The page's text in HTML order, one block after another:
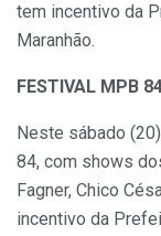
tem incentivo da
Maranhão.
FESTIVAL MPB
Neste sábado
84, com shows
Fagner, Chico
incentivo da